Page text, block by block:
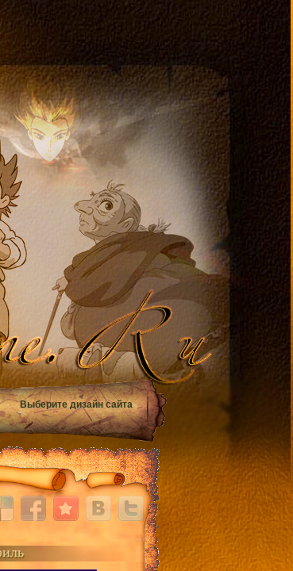
Выберите дизайн сайта